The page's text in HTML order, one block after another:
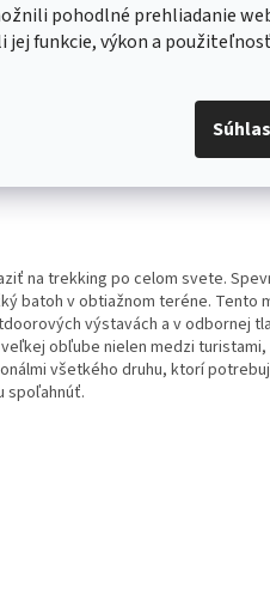
pohodlné prehliadanie
jej funkcie, výkon a
na trekking po celom svete.
batoh v obtiažnom teréne. Tento
výstavách a v odbornej
obľube nielen medzi turistami,
všetkého druhu, ktorí
spoľahnúť.